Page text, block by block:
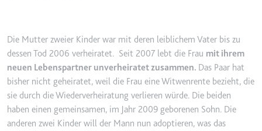
und das Verhalten des Besuchers
zu senden. Erfasst den Besucher
über Geräte und Marketingkanäle
hinweg.
Ablauf:
2 Jahre
Typ:
HTTP-Cookie
Typ:
HTTP-Cookie
YSC
Anbieter:
youtube.com
Zweck:
Registriert eine eindeutige ID, um
Die Mutter zweier Kinder war mit deren leiblichem Vater bis zu
dessen Tod 2006 verheiratet. Seit 2007 lebt die Frau mit ihrem
neuen Lebenspartner unverheiratet zusammen. Das Paar hat
bisher nicht geheiratet, weil die Frau eine Witwenrente bezieht, die
sie durch die Wiederverheiratung verlieren würde. Die beiden
haben einen gemeinsamen, im Jahr 2009 geborenen Sohn. Die
anderen zwei Kinder will der Mann nun adoptieren, was das